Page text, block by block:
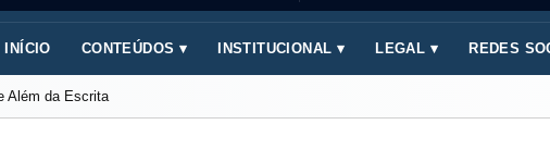
INÍCIO CONTEÚDOS ▾ INSTITUCIONAL ▾ LEGAL ▾ REDES
Além da Escrita